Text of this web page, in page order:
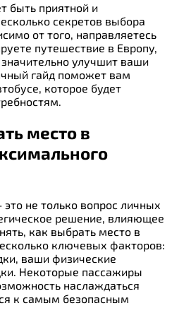
быть приятной и
секретов выбора
от того, направляетесь
путешествие в Европу,
улучшит ваши
гайд поможет вам
которое будет
место в
не только вопрос личных
решение, влияющее
как выбрать место в
ключевых факторов:
ваши физические
Некоторые пассажиры
наслаждаться
к самым безопасным